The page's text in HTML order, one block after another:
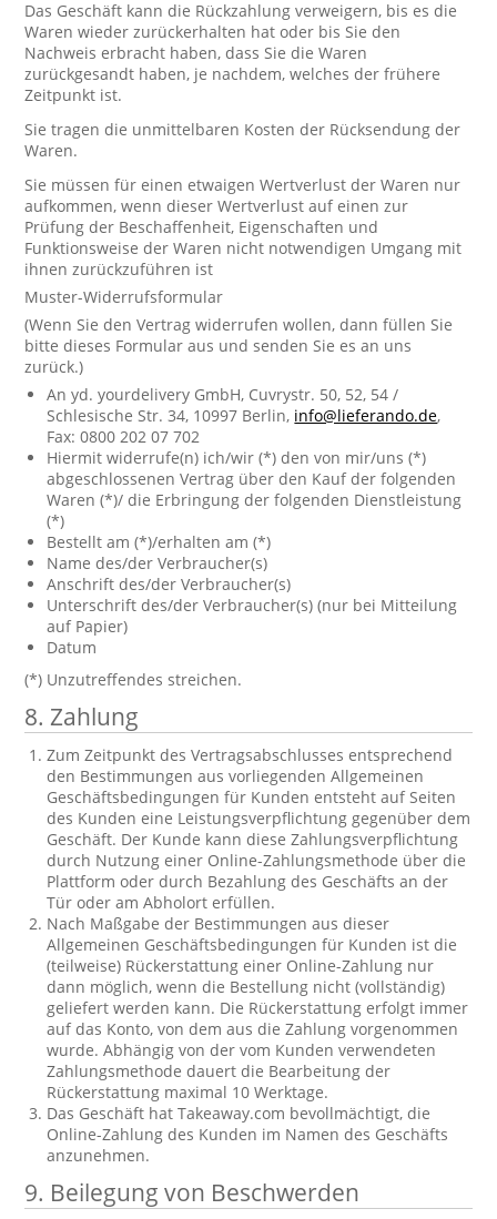
Das Geschäft kann die Rückzahlung verweigern, bis es die
Waren wieder zurückerhalten hat oder bis Sie den
Nachweis erbracht haben, dass Sie die Waren
zurückgesandt haben, je nachdem, welches der frühere
Zeitpunkt ist.
Sie tragen die unmittelbaren Kosten der Rücksendung der
Waren.
Sie müssen für einen etwaigen Wertverlust der Waren nur
aufkommen, wenn dieser Wertverlust auf einen zur
Prüfung der Beschaffenheit, Eigenschaften und
Funktionsweise der Waren nicht notwendigen Umgang mit
ihnen zurückzuführen ist
Muster-Widerrufsformular
(Wenn Sie den Vertrag widerrufen wollen, dann füllen Sie
bitte dieses Formular aus und senden Sie es an uns
zurück.)
An yd. yourdelivery GmbH, Cuvrystr. 50, 52, 54 /
Schlesische Str. 34, 10997 Berlin, info@lieferando.de,
Fax: 0800 202 07 702
Hiermit widerrufe(n) ich/wir (*) den von mir/uns (*)
abgeschlossenen Vertrag über den Kauf der folgenden
Waren (*)/ die Erbringung der folgenden Dienstleistung
(*)
Bestellt am (*)/erhalten am (*)
Name des/der Verbraucher(s)
Anschrift des/der Verbraucher(s)
Unterschrift des/der Verbraucher(s) (nur bei Mitteilung
auf Papier)
Datum
(*) Unzutreffendes streichen.
8. Zahlung
Zum Zeitpunkt des Vertragsabschlusses entsprechend
den Bestimmungen aus vorliegenden Allgemeinen
Geschäftsbedingungen für Kunden entsteht auf Seiten
des Kunden eine Leistungsverpflichtung gegenüber dem
Geschäft. Der Kunde kann diese Zahlungsverpflichtung
durch Nutzung einer Online-Zahlungsmethode über die
Plattform oder durch Bezahlung des Geschäfts an der
Tür oder am Abholort erfüllen.
Nach Maßgabe der Bestimmungen aus dieser
Allgemeinen Geschäftsbedingungen für Kunden ist die
(teilweise) Rückerstattung einer Online-Zahlung nur
dann möglich, wenn die Bestellung nicht (vollständig)
geliefert werden kann. Die Rückerstattung erfolgt immer
auf das Konto, von dem aus die Zahlung vorgenommen
wurde. Abhängig von der vom Kunden verwendeten
Zahlungsmethode dauert die Bearbeitung der
Rückerstattung maximal 10 Werktage.
Das Geschäft hat Takeaway.com bevollmächtigt, die
Online-Zahlung des Kunden im Namen des Geschäfts
anzunehmen.
9. Beilegung von Beschwerden